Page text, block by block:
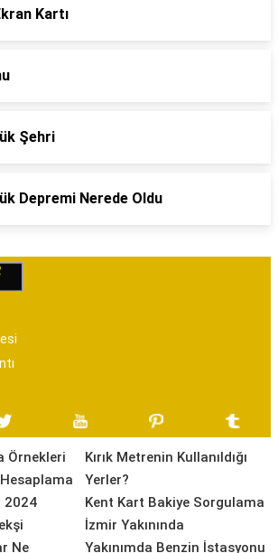
Kartı
Şehri
Depremi Nerede Oldu
Örnekleri
2024
Ne
Kırık Metrenin Kullanıldığı
Yerler?
Kent Kart Bakiye Sorgulama
İzmir Yakınında
Yakınımda Benzin İstasyonu